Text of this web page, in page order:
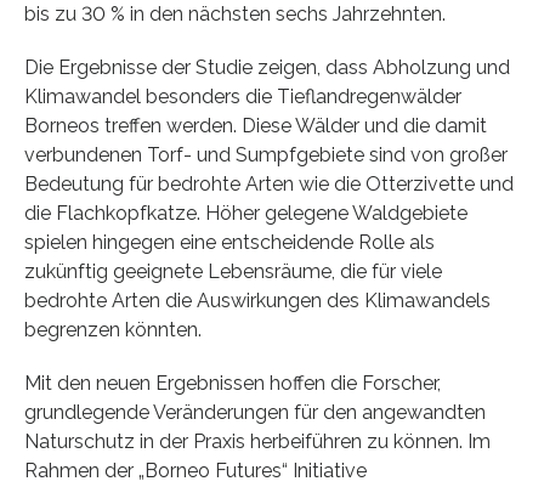
bis zu 30 % in den nächsten sechs Jahrzehnten.
Die Ergebnisse der Studie zeigen, dass Abholzung und
Klimawandel besonders die Tieflandregenwälder
Borneos treffen werden. Diese Wälder und die damit
verbundenen Torf- und Sumpfgebiete sind von großer
Bedeutung für bedrohte Arten wie die Otterzivette und
die Flachkopfkatze. Höher gelegene Waldgebiete
spielen hingegen eine entscheidende Rolle als
zukünftig geeignete Lebensräume, die für viele
bedrohte Arten die Auswirkungen des Klimawandels
begrenzen könnten.
Mit den neuen Ergebnissen hoffen die Forscher,
grundlegende Veränderungen für den angewandten
Naturschutz in der Praxis herbeiführen zu können. Im
Rahmen der „Borneo Futures“ Initiative